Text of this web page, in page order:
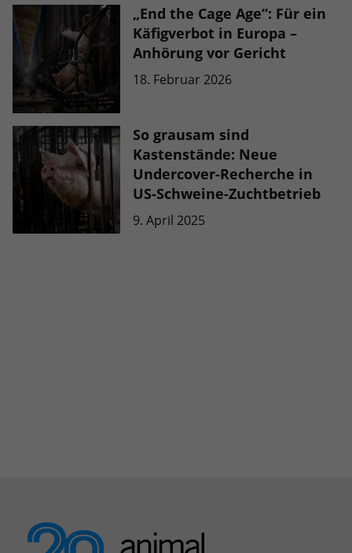
„End the Cage Age“: Für ein
Käfigverbot in Europa –
Anhörung vor Gericht
18. Februar 2026
So grausam sind
Kastenstände: Neue
Undercover-Recherche in
US-Schweine-Zuchtbetrieb
9. April 2025